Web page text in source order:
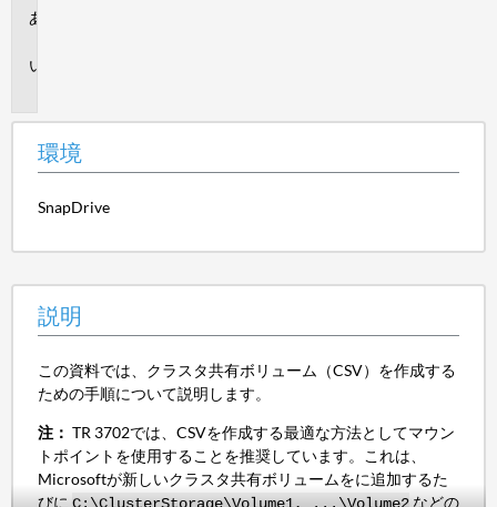
環境
SnapDrive
説明
この資料では、クラスタ共有ボリューム（CSV）を作成する
ための手順について説明します。
注： TR 3702では、CSVを作成する最適な方法としてマウン
トポイントを使用することを推奨しています。これは、
Microsoftが新しいクラスタ共有ボリュームをに追加するた
びに
などの